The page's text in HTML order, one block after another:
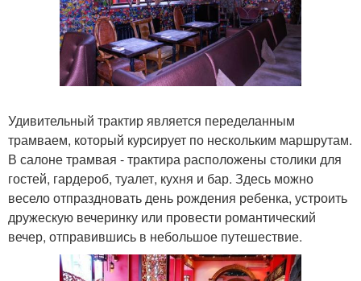
Удивительный трактир является переделанным
трамваем, который курсирует по нескольким маршрутам.
В салоне трамвая - трактира расположены столики для
гостей, гардероб, туалет, кухня и бар. Здесь можно
весело отпраздновать день рождения ребенка, устроить
дружескую вечеринку или провести романтический
вечер, отправившись в небольшое путешествие.